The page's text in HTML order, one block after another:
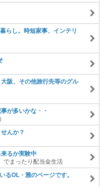
らし。時短家事、インテリ
阪、その他旅行先等のグル
が多いかな・・
んか？
るか実験中
でまったり配当金生活
るOL・雅のページです。